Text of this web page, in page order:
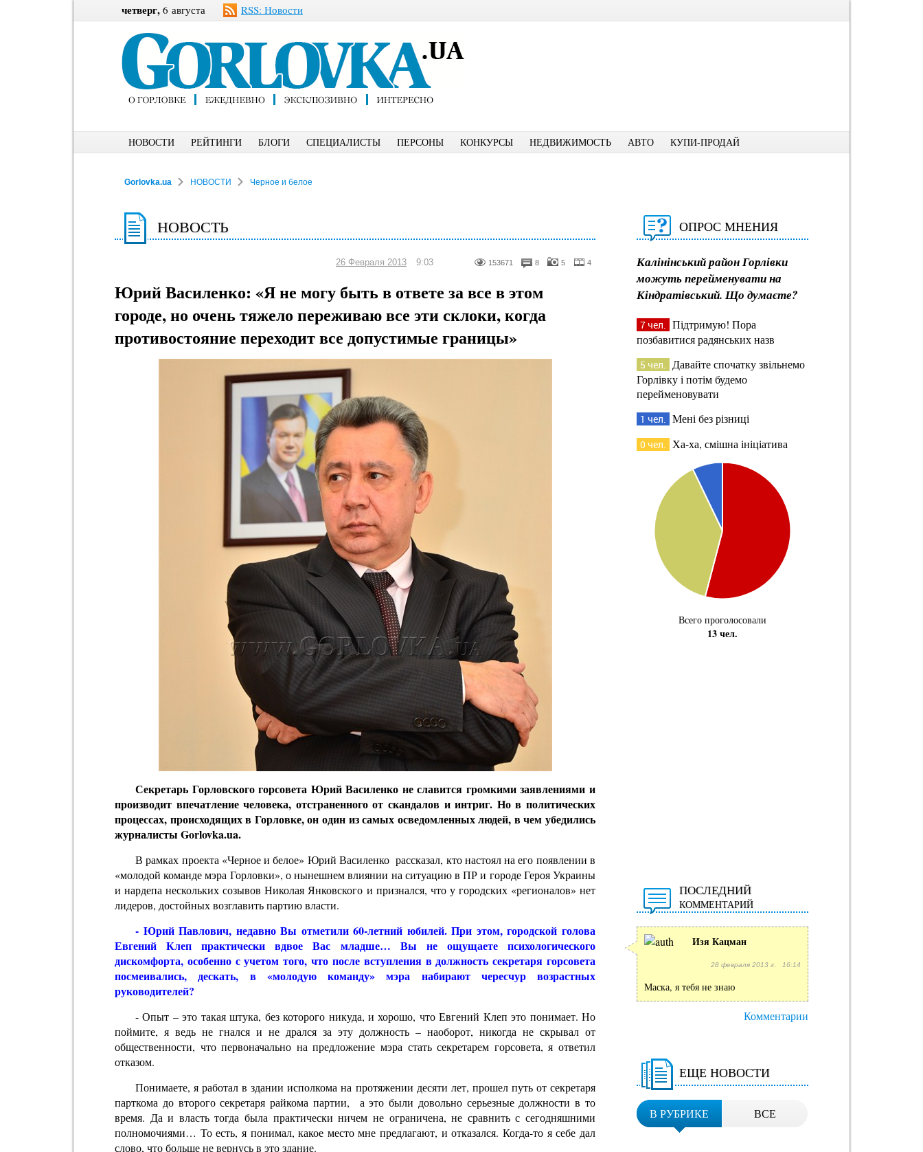
четверг, 6 августа RSS: Новости
НОВОСТИ РЕЙТИНГИ БЛОГИ СПЕЦИАЛИСТЫ ПЕРСОНЫ КОНКУРСЫ НЕДВИЖИМОСТЬ АВТО КУПИ-ПРОДАЙ
Gorlovka.ua НОВОСТИ Черное и белое
НОВОСТЬ
26 Февраля 2013 9:03 153671 8 5 4
Юрий Василенко: «Я не могу быть в ответе за все в этом
городе, но очень тяжело переживаю все эти склоки, когда
противостояние переходит все допустимые границы»
Секретарь Горловского горсовета Юрий Василенко не славится громкими заявлениями и
производит впечатление человека, отстраненного от скандалов и интриг. Но в политических
процессах, происходящих в Горловке, он один из самых осведомленных людей, в чем убедились
журналисты Gorlovka.ua.
В рамках проекта «Черное и белое» Юрий Василенко рассказал, кто настоял на его появлении в
«молодой команде мэра Горловки», о нынешнем влиянии на ситуацию в ПР и городе Героя Украины
и нардепа нескольких созывов Николая Янковского и признался, что у городских «регионалов» нет
лидеров, достойных возглавить партию власти.
- Юрий Павлович, недавно Вы отметили 60-летний юбилей. При этом, городской голова
Евгений Клеп практически вдвое Вас младше… Вы не ощущаете психологического
дискомфорта, особенно с учетом того, что после вступления в должность секретаря горсовета
посмеивались, дескать, в «молодую команду» мэра набирают чересчур возрастных
руководителей?
- Опыт – это такая штука, без которого никуда, и хорошо, что Евгений Клеп это понимает. Но
поймите, я ведь не гнался и не дрался за эту должность – наоборот, никогда не скрывал от
общественности, что первоначально на предложение мэра стать секретарем горсовета, я ответил
отказом.
Понимаете, я работал в здании исполкома на протяжении десяти лет, прошел путь от секретаря
парткома до второго секретаря райкома партии, а это были довольно серьезные должности в то
время. Да и власть тогда была практически ничем не ограничена, не сравнить с сегодняшними
полномочиями… То есть, я понимал, какое место мне предлагают, и отказался. Когда-то я себе дал
слово, что больше не вернусь в это здание.
ОПРОС МНЕНИЯ
Калінінський район Горлівки
можуть перейменувати на
Кіндратівський. Що думаєте?
7 чел. Підтримую! Пора
позбавитися радянських назв
5 чел. Давайте спочатку звільнемо
Горлівку і потім будемо
перейменовувати
1 чел. Мені без різниці
0 чел. Ха-ха, смішна ініціатива
Всего проголосовали
13 чел.
ПОСЛЕДНИЙ
КОММЕНТАРИЙ
Изя Кацман
28 февраля 2013 г. 16:14
Маска, я тебя не знаю
Комментарии
ЕЩЕ НОВОСТИ
В РУБРИКЕ ВСЕ